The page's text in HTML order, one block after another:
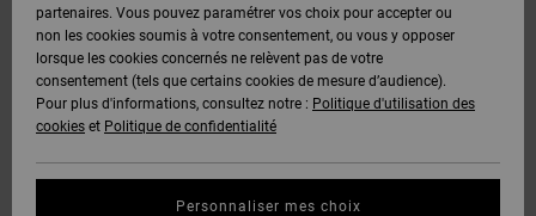
partenaires. Vous pouvez paramétrer vos choix pour accepter ou
non les cookies soumis à votre consentement, ou vous y opposer
lorsque les cookies concernés ne relèvent pas de votre
consentement (tels que certains cookies de mesure d’audience).
Pour plus d'informations, consultez notre : Politique d'utilisation des
cookies et Politique de confidentialité
Personnaliser mes choix